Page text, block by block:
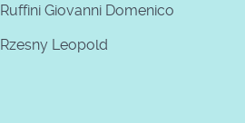
Ruffini Giovanni Domenico
Rzesny Leopold